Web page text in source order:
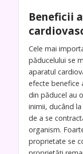
Beneficii
Cele mai
păducelului se
aparatul
efecte benefice
din păducel au
inimii, ducând
de a se
organism.
proprietate se